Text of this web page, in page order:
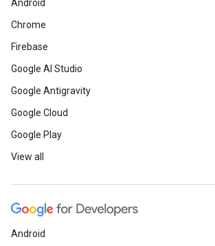
Android
Chrome
Firebase
Google AI Studio
Google Antigravity
Google Cloud
Google Play
View all
Android